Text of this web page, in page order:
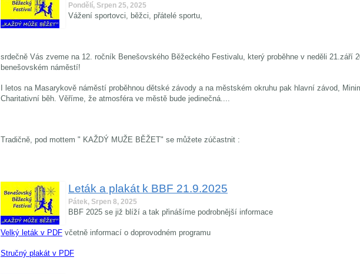
Pondělí, Srpen 25, 2025
Vážení sportovci, běžci, přátelé sportu,
srdečně Vás zveme na 12. ročník Benešovského Běžeckého Festivalu, který proběhne v neděli 21.září
benešovském náměstí!
I letos na Masarykově náměstí proběhnou dětské závody a na městském okruhu pak hlavní závod,
Charitativní běh. Věříme, že atmosféra ve městě bude jedinečná....
Tradičně, pod mottem " KAŽDÝ MUŽE BĚŽET" se můžete zúčastnit :
Leták a plakát k BBF 21.9.2025
Pátek, Srpen 8, 2025
BBF 2025 se již blíží a tak přinášíme podrobnější informace
Velký leták v PDFvčetně informací o doprovodném programu
Stručný plakát v PDF